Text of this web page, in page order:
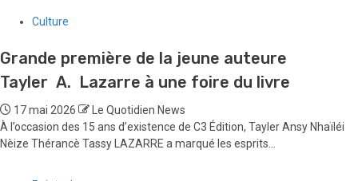
Culture
Grande première de la jeune auteure
Tayler A. Lazarre à une foire du livre
17 mai 2026
Le Quotidien News
À l’occasion des 15 ans d’existence de C3 Édition, Tayler Ansy Nhaïléi
Nèize Thérancè Tassy LAZARRE a marqué les esprits...